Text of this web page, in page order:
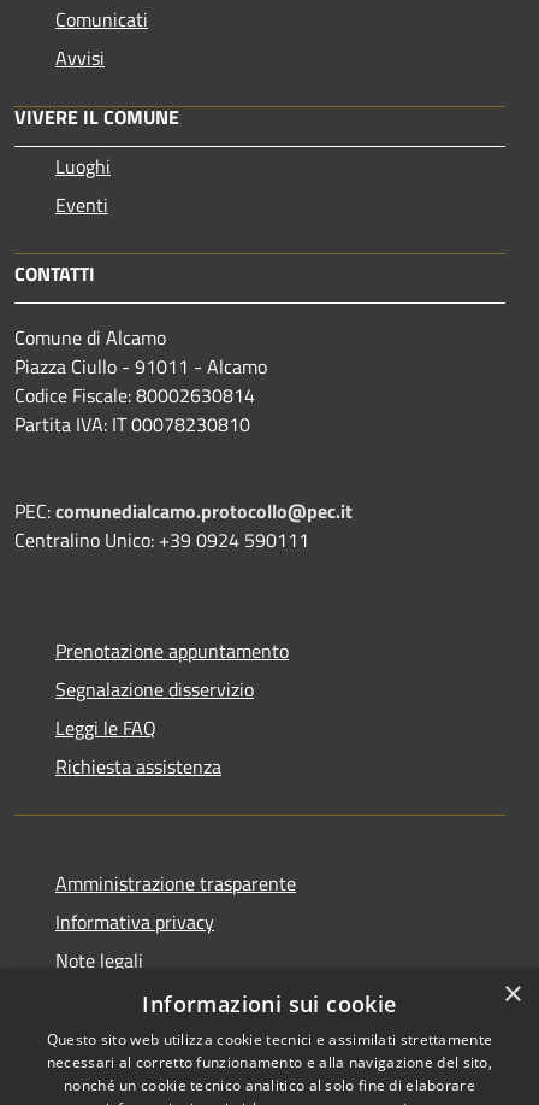
Comunicati
Avvisi
VIVERE IL COMUNE
Luoghi
Eventi
CONTATTI
Comune di Alcamo
Piazza Ciullo - 91011 - Alcamo
Codice Fiscale: 80002630814
Partita IVA: IT 00078230810
PEC:comunedialcamo.protocollo@pec.it
Centralino Unico: +39 0924 590111
Prenotazione appuntamento
Segnalazione disservizio
Leggi le FAQ
Richiesta assistenza
Amministrazione trasparente
Informativa privacy
Note legali
Dichiarazione di accessibilità
×
Informazioni sui cookie
Questo sito web utilizza cookie tecnici e assimilati strettamente
necessari al corretto funzionamento e alla navigazione del sito,
nonché un cookie tecnico analitico al solo fine di elaborare